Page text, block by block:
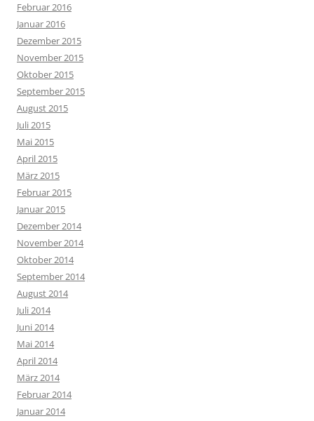
Februar 2016
Januar 2016
Dezember 2015
November 2015
Oktober 2015
September 2015
August 2015
Juli 2015
Mai 2015
April 2015
März 2015
Februar 2015
Januar 2015
Dezember 2014
November 2014
Oktober 2014
September 2014
August 2014
Juli 2014
Juni 2014
Mai 2014
April 2014
März 2014
Februar 2014
Januar 2014